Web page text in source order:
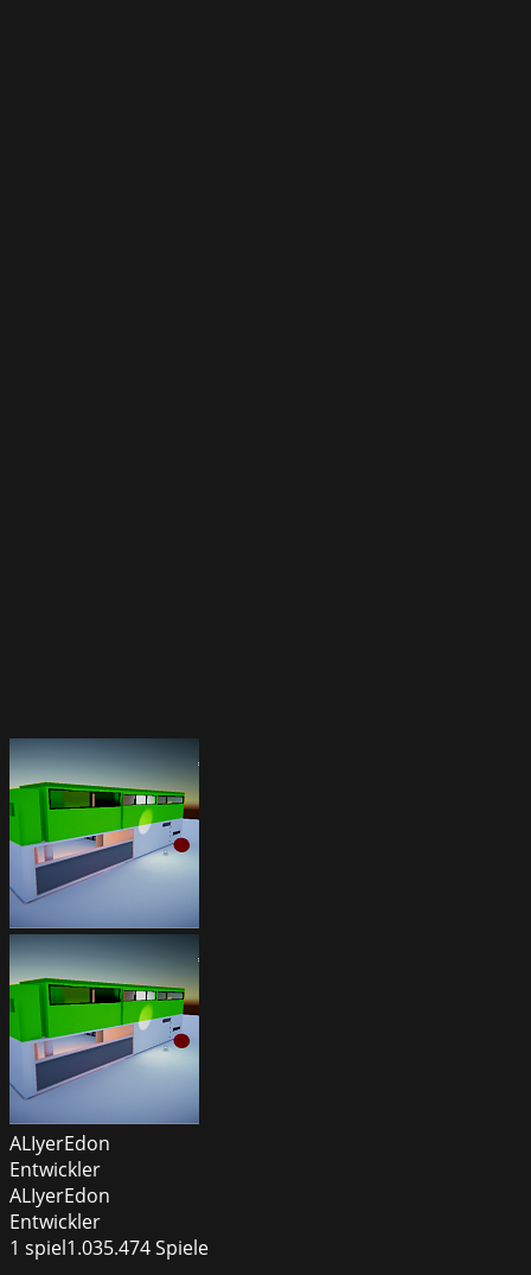
ALIyerEdon
Entwickler
ALIyerEdon
Entwickler
1 spiel1.035.474Spiele